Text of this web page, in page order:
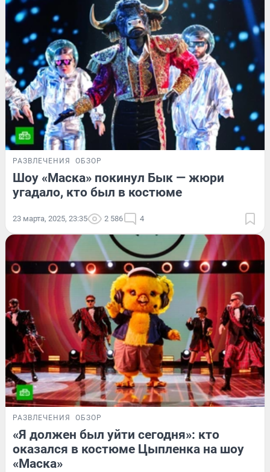
РАЗВЛЕЧЕНИЯ ОБЗОР
Шоу «Маска» покинул Бык — жюри
угадало, кто был в костюме
23 марта, 2025, 23:35 2 586 4
РАЗВЛЕЧЕНИЯ ОБЗОР
«Я должен был уйти сегодня»: кто
оказался в костюме Цыпленка на шоу
«Маска»